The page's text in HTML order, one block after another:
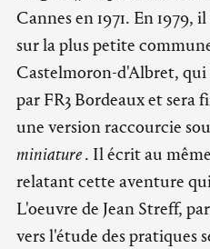
Cannes en 1971. En
sur la plus petite
Castelmoron-d'Albret, qui
par FR3 Bordeaux et sera
une version raccourcie
miniature. Il écrit au
relatant cette aventure
L'oeuvre de Jean Streff,
vers l'étude des pratiques